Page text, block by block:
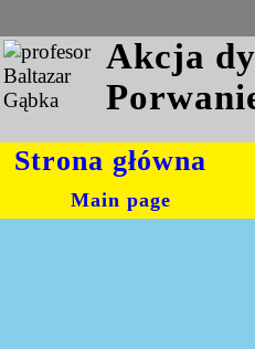
Akcja
Strona główna
Main page